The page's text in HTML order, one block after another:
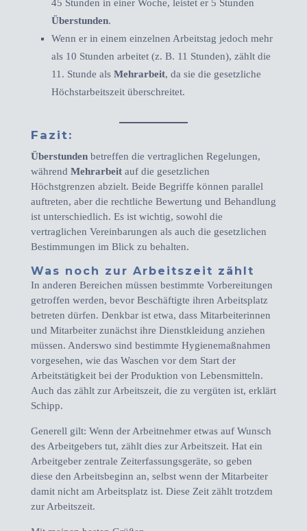
45 Stunden in einer Woche, leistet er 5 Stunden
Überstunden.
Wenn er in einem einzelnen Arbeitstag jedoch mehr
als 10 Stunden arbeitet (z. B. 11 Stunden), zählt die
11. Stunde als Mehrarbeit, da sie die gesetzliche
Höchstarbeitszeit überschreitet.
Fazit:
Überstundenbetreffen die vertraglichen Regelungen,
während Mehrarbeitauf die gesetzlichen
Höchstgrenzen abzielt. Beide Begriffe können parallel
auftreten, aber die rechtliche Bewertung und Behandlung
ist unterschiedlich. Es ist wichtig, sowohl die
vertraglichen Vereinbarungen als auch die gesetzlichen
Bestimmungen im Blick zu behalten.
Was noch zur Arbeitszeit zählt
In anderen Bereichen müssen bestimmte Vorbereitungen
getroffen werden, bevor Beschäftigte ihren Arbeitsplatz
betreten dürfen. Denkbar ist etwa, dass Mitarbeiterinnen
und Mitarbeiter zunächst ihre Dienstkleidung anziehen
müssen. Anderswo sind bestimmte Hygienemaßnahmen
vorgesehen, wie das Waschen vor dem Start der
Arbeitstätigkeit bei der Produktion von Lebensmitteln.
Auch das zählt zur Arbeitszeit, die zu vergüten ist, erklärt
Schipp.
Generell gilt: Wenn der Arbeitnehmer etwas auf Wunsch
des Arbeitgebers tut, zählt dies zur Arbeitszeit. Hat ein
Arbeitgeber zentrale Zeiterfassungsgeräte, so geben
diese den Arbeitsbeginn an, selbst wenn der Mitarbeiter
damit nicht am Arbeitsplatz ist. Diese Zeit zählt trotzdem
zur Arbeitszeit.